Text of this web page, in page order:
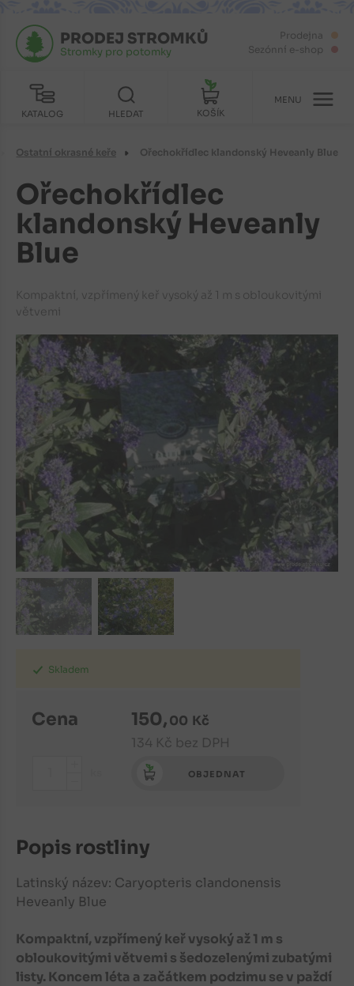
Prodejna
Sezónní e-shop
KATALOG
PRODEJ STROMKŮ
Stromky pro potomky
HLEDAT KOŠÍK
MENU
Ostatní okrasné keře Ořechokřídlec klandonský Heveanly Blue
Ořechokřídlec
klandonský Heveanly
Blue
Kompaktní, vzpřímený keř vysoký až 1 m s obloukovitými
větvemi
Skladem
Cena 150,00 Kč
134 Kč bez DPH
OBJEDNAT
Popis rostliny
Latinský název: Caryopteris clandonensis
Heveanly Blue
Kompaktní, vzpřímený keř vysoký až 1 m s
obloukovitými větvemi s šedozelenými zubatými
listy. Koncem léta a začátkem podzimu se v paždí